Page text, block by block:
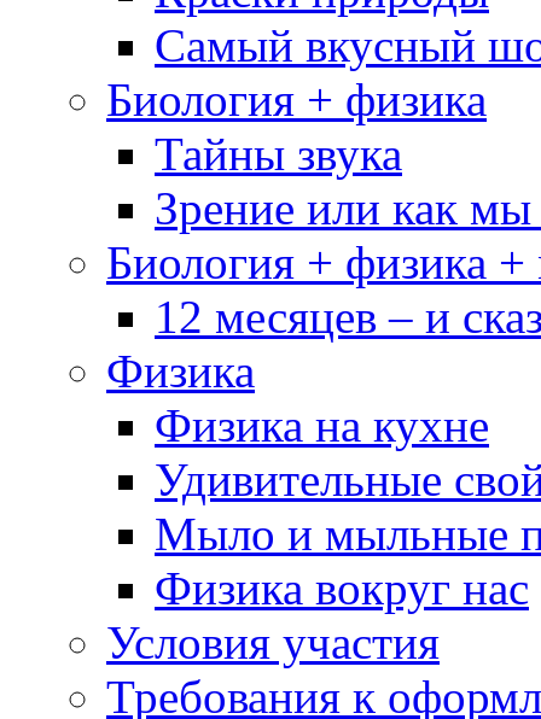
Самый вкусный
Биология + физика
Тайны звука
Зрение или как
Биология + физика +
12 месяцев – и
Физика
Физика на кухне
Удивительные
Мыло и мыльные
Физика вокруг нас
Условия участия
Требования к